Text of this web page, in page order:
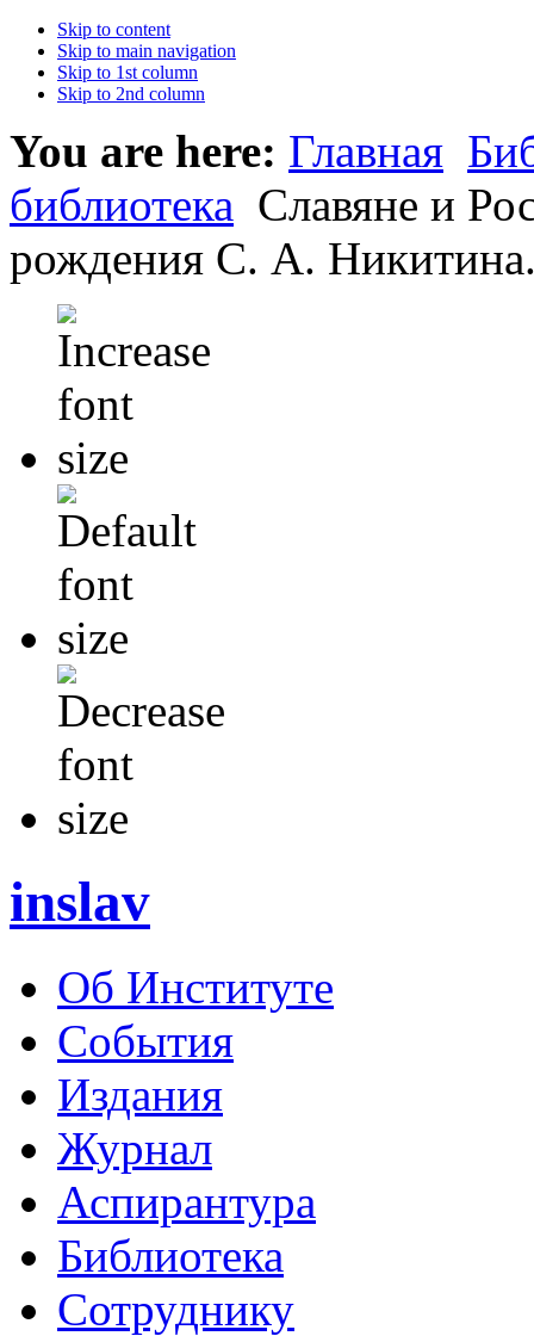
Skip to content
Skip to main navigation
Skip to 1st column
Skip to 2nd column
You are here: Главная
библиотека Славяне и
рождения С. А.
inslav
Об Институте
События
Издания
Журнал
Аспирантура
Библиотека
Сотруднику